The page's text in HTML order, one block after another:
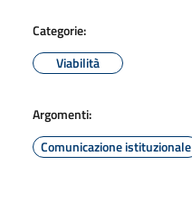
Categorie:
Viabilità
Argomenti:
Comunicazione istituzionale